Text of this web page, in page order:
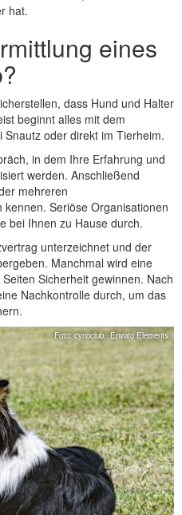
hat.
eines
dass Hund und Halter
beginnt alles mit dem
oder direkt im Tierheim.
in dem Ihre Erfahrung und
werden. Anschließend
mehreren
Seriöse Organisationen
bei Ihnen zu Hause durch.
unterzeichnet und der
Manchmal wird eine
Sicherheit gewinnen. Nach
Nachkontrolle durch, um das
Foto: cynoclub, Envato Elements